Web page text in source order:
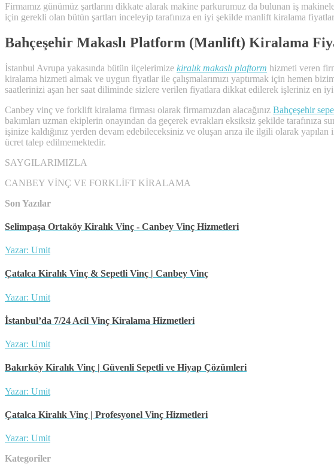
Firmamız günümüz şartlarını dikkate alarak makine parkurumuz da bulunan iş
için gerekli olan bütün şartları inceleyip tarafınıza en iyi şekilde manlift kiralama
Bahçeşehir Makaslı Platform (Manlift) Kiralama
İstanbul Avrupa yakasında bütün ilçelerimize kiralık makaslı plaftorm hizmeti veren
kiralama hizmeti almak ve uygun fiyatlar ile çalışmalarımızı yaptırmak için hemen
saatlerinizi aşan her saat diliminde sizlere verilen fiyatlara dikkat edilerek işleriniz en
Canbey vinç ve forklift kiralama firması olarak firmamızdan alacağınız Bahçeşehir
bakımları uzman ekiplerin onayından da geçerek evrakları eksiksiz şekilde
işinize kaldığınız yerden devam edebileceksiniz ve oluşan arıza ile ilgili olarak
ücret talep edilmemektedir.
SAYGILARIMIZLA
CANBEY VİNÇ VE FORKLİFT KİRALAMA
Son Yazılar
Selimpaşa Ortaköy Kiralık Vinç - Canbey Vinç Hizmetleri
Yazar: Umit
Çatalca Kiralık Vinç & Sepetli Vinç | Canbey Vinç
Yazar: Umit
İstanbul’da 7/24 Acil Vinç Kiralama Hizmetleri
Yazar: Umit
Bakırköy Kiralık Vinç | Güvenli Sepetli ve Hiyap Çözümleri
Yazar: Umit
Çatalca Kiralık Vinç | Profesyonel Vinç Hizmetleri
Yazar: Umit
Kategoriler